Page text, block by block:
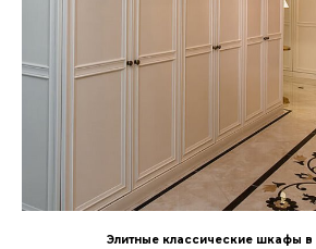
Элитные классические шкафы